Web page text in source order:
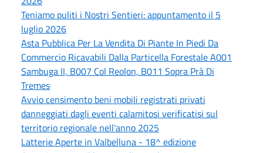
Teniamo puliti i Nostri Sentieri: appuntamento il 5
luglio 2026
Asta Pubblica Per La Vendita Di Piante In Piedi Da
Commercio Ricavabili Dalla Particella Forestale A001
Sambuga II, B007 Col Reolon, B011 Sopra Prà Di
Tremes
Avvio censimento beni mobili registrati privati
danneggiati dagli eventi calamitosi verificatisi sul
territorio regionale nell'anno 2025
Latterie Aperte in Valbelluna - 18^ edizione